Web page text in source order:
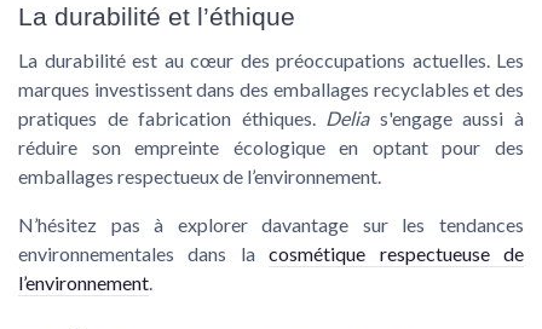
La durabilité et l’éthique
La durabilité est au cœur des préoccupations actuelles. Les
marques investissent dans des emballages recyclables et des
pratiques de fabrication éthiques. Delias'engage aussi à
réduire son empreinte écologique en optant pour des
emballages respectueux de l’environnement
N’hésitez pas à explorer davantage sur les tendances
environnementales dans lacosmétique respectueuse de
l’environnement